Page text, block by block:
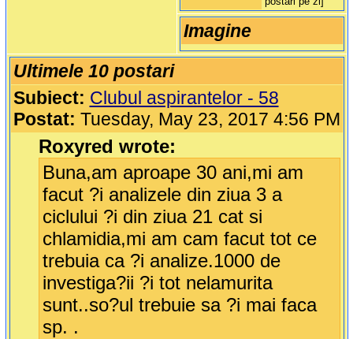
Imagine
Ultimele 10 postari
Subiect: Clubul aspirantelor - 58
Postat: Tuesday, May 23, 2017 4:56 PM
Roxyred wrote:
Buna,am aproape 30 ani,mi am
facut ?i analizele din ziua 3 a
ciclului ?i din ziua 21 cat si
chlamidia,mi am cam facut tot ce
trebuia ca ?i analize.1000 de
investiga?ii ?i tot nelamurita
sunt..so?ul trebuie sa ?i mai faca
sp. .